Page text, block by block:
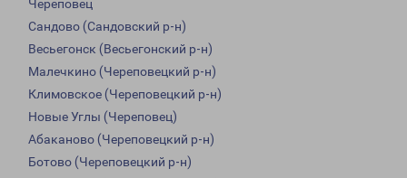
Череповец
Сандово (Сандовский р-н)
Весьегонск (Весьегонский р-н)
Малечкино (Череповецкий р-н)
Климовское (Череповецкий р-н)
Новые Углы (Череповец)
Абаканово (Череповецкий р-н)
Ботово (Череповецкий р-н)